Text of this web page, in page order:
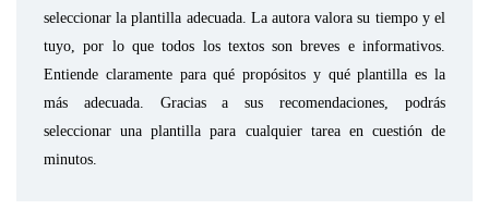
seleccionar la plantilla adecuada. La autora valora su tiempo y el
tuyo, por lo que todos los textos son breves e informativos.
Entiende claramente para qué propósitos y qué plantilla es la
más adecuada. Gracias a sus recomendaciones, podrás
seleccionar una plantilla para cualquier tarea en cuestión de
minutos.